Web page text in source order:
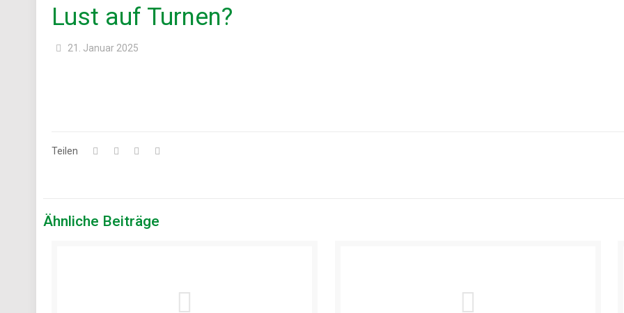
Lust auf Turnen?
21. Januar 2025
Teilen
Ähnliche Beiträge